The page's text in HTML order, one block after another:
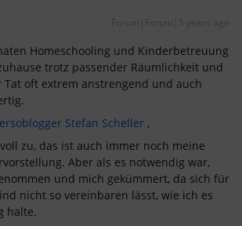
Forum|Forum|5 years ago
Homeschooling und Kinderbetreuung
trotz passender Räumlichkeit und
oft extrem anstrengend und auch
Stefan Scheller ,
zu, das ist auch immer noch meine
Aber als es notwendig war,
und mich gekümmert, da sich für
nicht so vereinbaren lässt, wie ich es
halte.